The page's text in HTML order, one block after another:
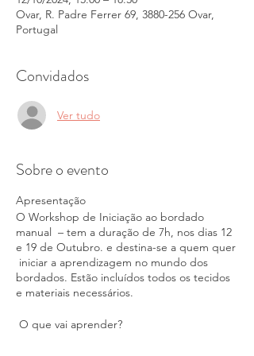
Ovar, R. Padre Ferrer 69, 3880-256 Ovar,
Portugal
Convidados
Ver tudo
Sobre o evento
Apresentação
O Workshop de Iniciação ao bordado
manual – tem a duração de 7h, nos dias 12
e 19 de Outubro. e destina-se a quem quer
iniciar a aprendizagem no mundo dos
bordados. Estão incluídos todos os tecidos
e materiais necessários.
O que vai aprender?